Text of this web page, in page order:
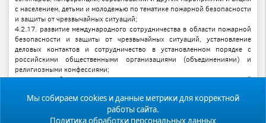
с населением, детьми и молодежью по тематике пожарной безопасности
и защиты от чрезвычайных ситуаций;
4.2.17. развитие международного сотрудничества в области пожарной
безопасности и защиты от чрезвычайных ситуаций, установление
деловых контактов и сотрудничество в установленном порядке с
российскими общественными организациями (объединениями) и
религиозными конфессиями;
4.2.18. разработка, производство и реализация пожарно-технической
работ и оказание услуг в области пожарной, комплексной
безопасности и защиты от чрезвычайных ситуаций, в том числе:
4.2.18.1. профилактика пожаров и охрана от пожаров организаций и
Мы собираем cookies и данные метрики для корректной
работы сайта.
Политика обработки персональных данных